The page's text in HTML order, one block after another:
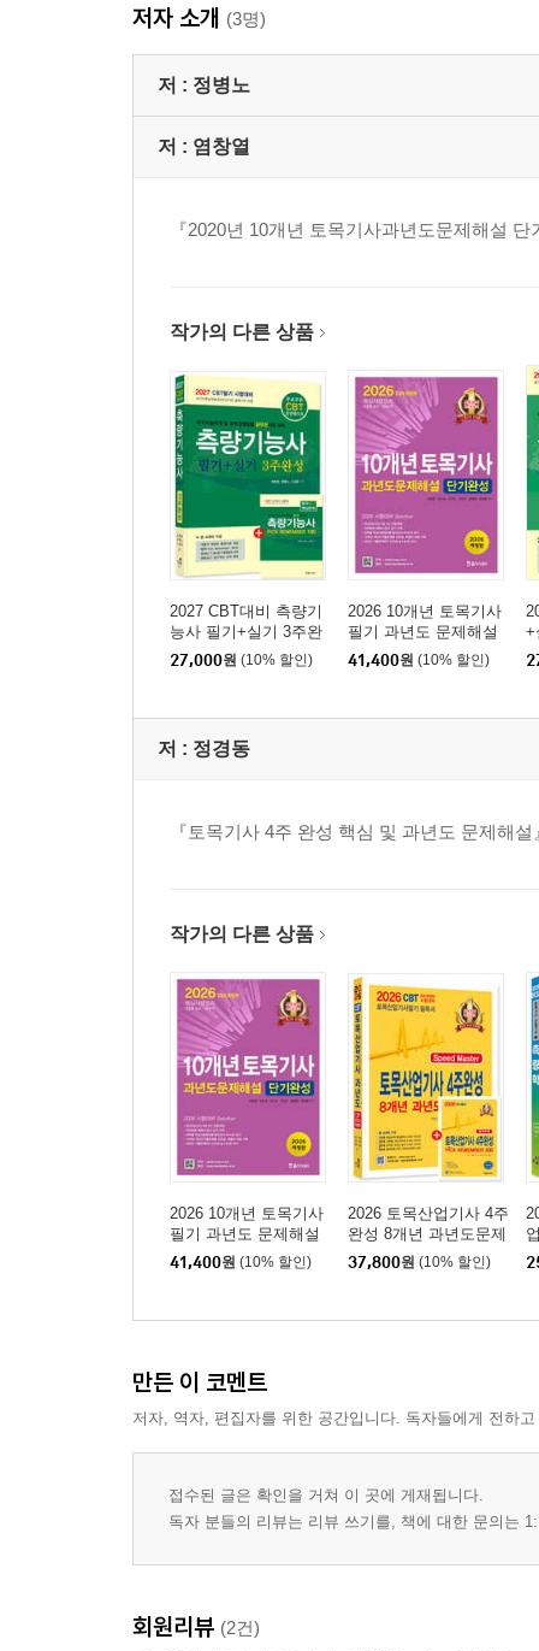
저자 소개 (3명)
저 : 정병노
저 : 염창열
『2020년 10개년 토목기사과년도문제해설
작가의 다른 상품
2027 CBT대비 측량기
능사 필기+실기 3주완
성
27,000원 (10% 할인)
2026 10개년 토목기사
필기 과년도 문제해설
단기완성
41,400원 (10% 할인)
+
저 : 정경동
『토목기사 4주 완성 핵심 및 과년도 문제해
작가의 다른 상품
2026 10개년 토목기사
필기 과년도 문제해설
단기완성
41,400원 (10% 할인)
2026 토목산업기사 4주
완성 8개년 과년도문제
해설
37,800원 (10% 할인)
만든 이 코멘트
저자, 역자, 편집자를 위한 공간입니다. 독자들에게 전하
접수된 글은 확인을 거쳐 이 곳에 게재됩니다.
독자 분들의 리뷰는 리뷰 쓰기를, 책에 대한 문의는
회원리뷰 (2건)